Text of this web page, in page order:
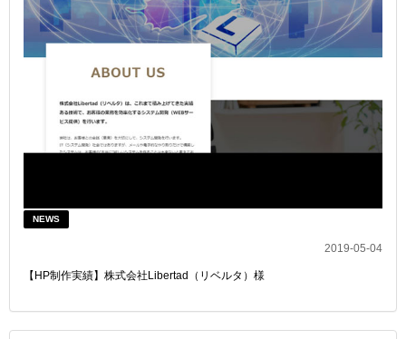
NEWS
2019-05-04
【HP制作実績】株式会社Libertad（リベルタ）様